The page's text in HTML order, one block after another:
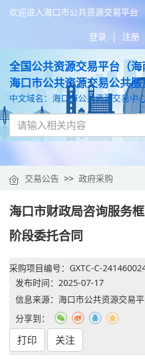
欢迎进入海口市公共资源交易平台
登录 | 注册
全国公共资源交易平台（海
海口市公共资源交易公共
中文域名：海口市公共资源交易中
交易公告 >> 政府采购
海口市财政局咨询服务
阶段委托合同
采购项目编号：GXTC-C-
发布时间： 2025-07-17
信息来源：海口市公共资源交易
分享到：
打印 关注